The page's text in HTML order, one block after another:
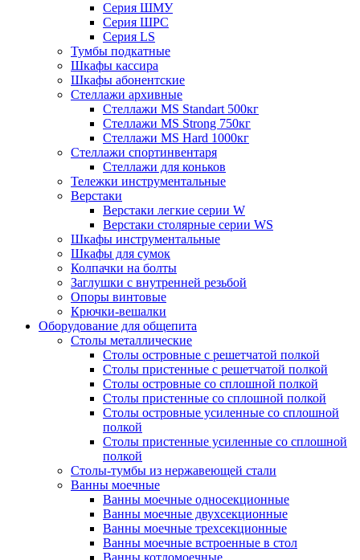
Серия ШМУ
Серия ШРС
Серия LS
Тумбы подкатные
Шкафы кассира
Шкафы абонентские
Стеллажи архивные
Стеллажи MS Standart 500кг
Стеллажи MS Strong 750кг
Стеллажи MS Hard 1000кг
Стеллажи спортинвентаря
Стеллажи для коньков
Тележки инструментальные
Верстаки
Верстаки легкие серии W
Верстаки столярные серии WS
Шкафы инструментальные
Шкафы для сумок
Колпачки на болты
Заглушки с внутренней резьбой
Опоры винтовые
Крючки-вешалки
Оборудование для общепита
Столы металлические
Столы островные с решетчатой полкой
Столы пристенные с решетчатой полкой
Столы островные со сплошной полкой
Столы пристенные со сплошной полкой
Столы островные усиленные со сплошной
полкой
Столы пристенные усиленные со сплошной
полкой
Столы-тумбы из нержавеющей стали
Ванны моечные
Ванны моечные односекционные
Ванны моечные двухсекционные
Ванны моечные трехсекционные
Ванны моечные встроенные в стол
Ванны котломоечные